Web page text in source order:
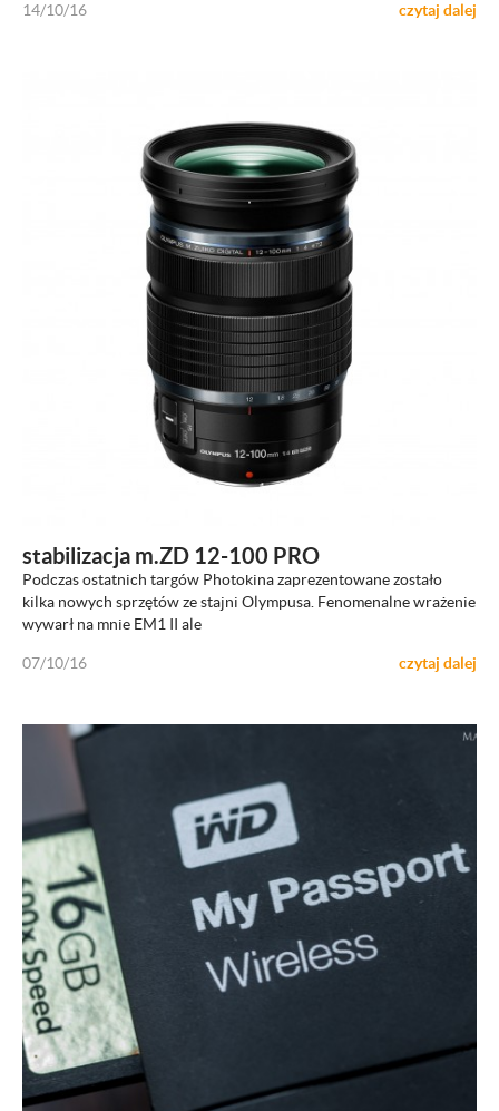
14/10/16 czytaj dalej
stabilizacja m.ZD 12-100 PRO
Podczas ostatnich targów Photokina zaprezentowane zostało
kilka nowych sprzętów ze stajni Olympusa. Fenomenalne wrażenie
wywarł na mnie EM1 II ale
07/10/16 czytaj dalej
ZOBACZ